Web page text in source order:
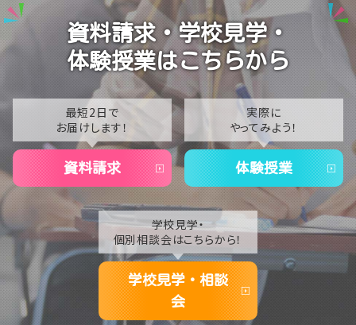
Vtuberという表現を学ぶ
2024
2023
2021
2020
資料請求・学校見学・
体験授業はこちらから
最短2日で
お届けします！
資料請求
実際に
やってみよう！
体験授業
学校見学・
個別相談会はこちらから！
学校見学・相談
会